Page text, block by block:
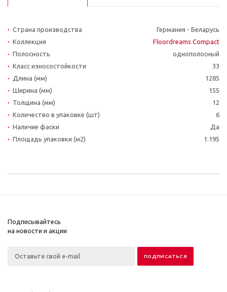
Страна производства
Германия - Беларусь
Коллекция
Floordreams Compact
Полосность
однополосный
Класс износостойкости
33
Длина (мм)
1285
Ширина (мм)
155
Толщина (мм)
12
Количество в упаковке (шт)
6
Наличие фаски
Да
Площадь упаковки (м2)
1.195
Подписывайтесь
на новости и акции